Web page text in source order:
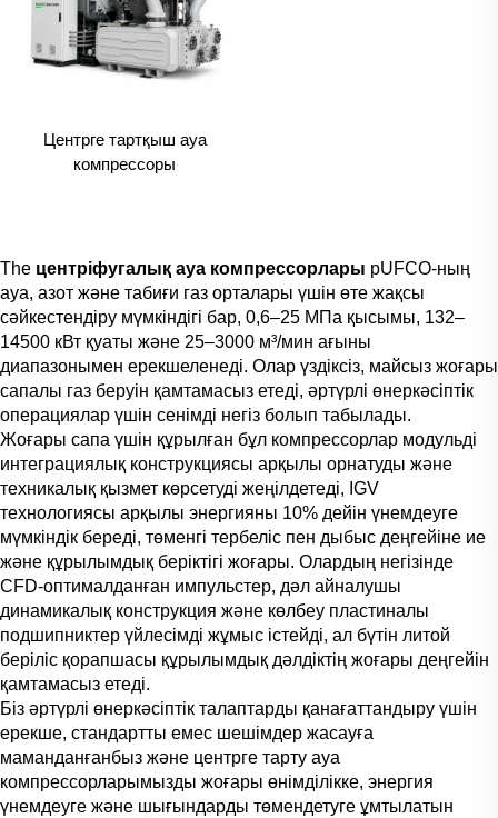
Центрге тартқыш ауа
компрессоры
The центріфугалық ауа компрессорлары pUFCO-ның
ауа, азот және табиғи газ орталары үшін өте жақсы
сәйкестендіру мүмкіндігі бар, 0,6–25 МПа қысымы, 132–
14500 кВт қуаты және 25–3000 м³/мин ағыны
диапазонымен ерекшеленеді. Олар үздіксіз, майсыз жоғары
сапалы газ беруін қамтамасыз етеді, әртүрлі өнеркәсіптік
операциялар үшін сенімді негіз болып табылады.
Жоғары сапа үшін құрылған бұл компрессорлар модульді
интеграциялық конструкциясы арқылы орнатуды және
техникалық қызмет көрсетуді жеңілдетеді, IGV
технологиясы арқылы энергияны 10% дейін үнемдеуге
мүмкіндік береді, төменгі тербеліс пен дыбыс деңгейіне ие
және құрылымдық беріктігі жоғары. Олардың негізінде
CFD-оптималданған импульстер, дәл айналушы
динамикалық конструкция және көлбеу пластиналы
подшипниктер үйлесімді жұмыс істейді, ал бүтін литой
беріліс қорапшасы құрылымдық дәлдіктің жоғары деңгейін
қамтамасыз етеді.
Біз әртүрлі өнеркәсіптік талаптарды қанағаттандыру үшін
ерекше, стандартты емес шешімдер жасауға
маманданғанбыз және центрге тарту ауа
компрессорларымызды жоғары өнімділікке, энергия
үнемдеуге және шығындарды төмендетуге ұмтылатын